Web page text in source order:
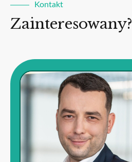
Kontakt
Zainteresowany?